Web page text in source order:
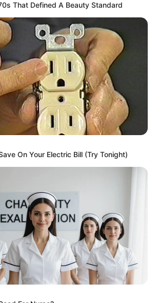
That Defined A Beauty Standard
On Your Electric Bill (Try Tonight)